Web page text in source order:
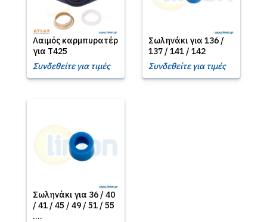
Λαιμός καρμπυρατέρ
για T425
Συνδεθείτε για τιμές
Σωληνάκι για 136 /
137 / 141 / 142
Συνδεθείτε για τιμές
Σωληνάκι για 36 / 40
/ 41 / 45 / 49 / 51 / 55
....